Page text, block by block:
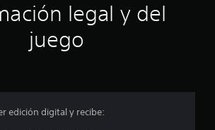
legal y del
juego
edición digital y recibe: